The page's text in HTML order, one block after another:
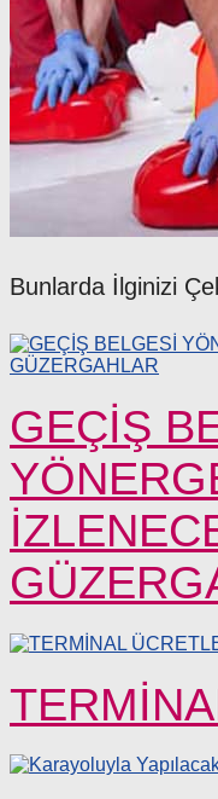
Bunlarda İlginizi
GEÇİŞ